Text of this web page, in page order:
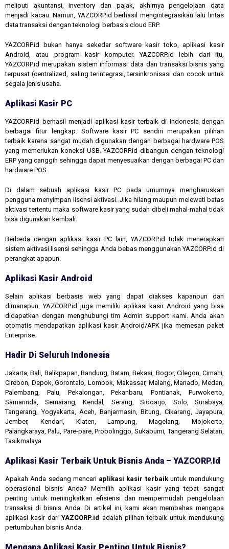
meliputi akuntansi, inventory dan pajak, akhirnya pengelolaan data
menjadi kacau. Namun, YAZCORP.id berhasil mengintegrasikan lalu lintas
data transaksi dengan teknologi berbasis cloud ERP.
YAZCORP.id bukan hanya sekedar software kasir toko, aplikasi kasir
Android, atau program kasir komputer. YAZCORP.id lebih dari itu,
YAZCORP.id merupakan sistem informasi data dan transaksi bisnis yang
terpusat (centralized, saling terintegrasi, tersinkronisasi dan cocok untuk
segala jenis usaha.
Aplikasi Kasir PC
YAZCORP.id berhasil menjadi aplikasi kasir terbaik di Indonesia dengan
berbagai fitur lengkap. Software kasir PC sendiri merupakan pilihan
terbaik karena sangat mudah digunakan dengan berbagai hardware POS
yang memerlukan koneksi USB. YAZCORP.id dibangun dengan teknologi
ERP yang canggih sehingga dapat menyesuaikan dengan berbagai PC dan
hardware POS.
Di dalam sebuah aplikasi kasir PC pada umumnya mengharuskan
pengguna menyimpan lisensi aktivasi. Jika hilang maupun melewati batas
aktivasi tertentu maka software kasir yang sudah dibeli mahal-mahal tidak
bisa digunakan kembali.
Berbeda dengan aplikasi kasir PC lain, YAZCORP.id tidak menerapkan
sistem aktivasi lisensi sehingga Anda bebas menggunakan YAZCORP.id di
perangkat apapun.
Aplikasi Kasir Android
Selain aplikasi berbasis web yang dapat diakses kapanpun dan
dimanapun, YAZCORP.id juga memiliki aplikasi kasir Android yang bisa
didapatkan dengan menghubungi tim Admin support kami. Anda akan
otomatis mendapatkan aplikasi kasir Android/APK jika memesan paket
Enterprise.
Hadir Di Seluruh Indonesia
Jakarta, Bali, Balikpapan, Bandung, Batam, Bekasi, Bogor, Cilegon, Cimahi,
Cirebon, Depok, Gorontalo, Lombok, Makassar, Malang, Manado, Medan,
Palembang, Palu, Pekalongan, Pekanbaru, Pontianak, Purwokerto,
Samarinda, Semarang, Kendal, Serang, Sidoarjo, Solo, Surabaya,
Tangerang, Yogyakarta, Aceh, Banjarmasin, Bitung, Cikarang, Jayapura,
Jember, Kendari, Klaten, Lampung, Magelang, Mojokerto,
Palangkaraya, Palu, Pare-pare, Probolinggo, Sukabumi, Tangerang Selatan,
Tasikmalaya
Aplikasi Kasir Terbaik Untuk Bisnis Anda – YAZCORP.id
Apakah Anda sedang mencari aplikasi kasir terbaikuntuk mendukung
operasional bisnis Anda? Memilih aplikasi kasir yang tepat sangat
penting untuk meningkatkan efisiensi dan mempermudah pengelolaan
transaksi di bisnis Anda. Di artikel ini, kami akan membahas mengapa
aplikasi kasir dariYAZCORP.id adalah pilihan terbaik untuk mendukung
pertumbuhan bisnis Anda.